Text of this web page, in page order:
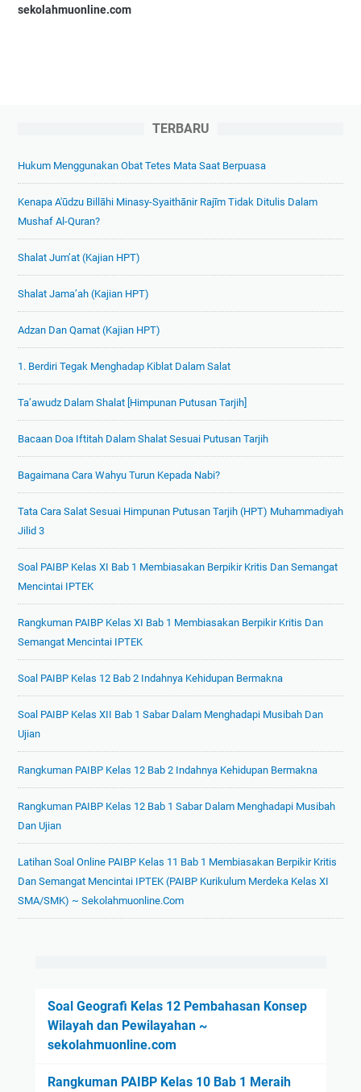
sekolahmuonline.com
TERBARU
Hukum Menggunakan Obat Tetes Mata Saat Berpuasa
Kenapa A'ūdzu Billāhi Minasy-Syaithānir Rajīm Tidak Ditulis Dalam
Mushaf Al-Quran?
Shalat Jum’at (Kajian HPT)
Shalat Jama’ah (Kajian HPT)
Adzan Dan Qamat (Kajian HPT)
1. Berdiri Tegak Menghadap Kiblat Dalam Salat
Ta’awudz Dalam Shalat [Himpunan Putusan Tarjih]
Bacaan Doa Iftitah Dalam Shalat Sesuai Putusan Tarjih
Bagaimana Cara Wahyu Turun Kepada Nabi?
Tata Cara Salat Sesuai Himpunan Putusan Tarjih (HPT) Muhammadiyah
Jilid 3
Soal PAIBP Kelas XI Bab 1 Membiasakan Berpikir Kritis Dan Semangat
Mencintai IPTEK
Rangkuman PAIBP Kelas XI Bab 1 Membiasakan Berpikir Kritis Dan
Semangat Mencintai IPTEK
Soal PAIBP Kelas 12 Bab 2 Indahnya Kehidupan Bermakna
Soal PAIBP Kelas XII Bab 1 Sabar Dalam Menghadapi Musibah Dan
Ujian
Rangkuman PAIBP Kelas 12 Bab 2 Indahnya Kehidupan Bermakna
Rangkuman PAIBP Kelas 12 Bab 1 Sabar Dalam Menghadapi Musibah
Dan Ujian
Latihan Soal Online PAIBP Kelas 11 Bab 1 Membiasakan Berpikir Kritis
Dan Semangat Mencintai IPTEK (PAIBP Kurikulum Merdeka Kelas XI
SMA/SMK) ~ Sekolahmuonline.com
Soal Geografi Kelas 12 Pembahasan Konsep
Wilayah dan Pewilayahan ~
sekolahmuonline.com
Rangkuman PAIBP Kelas 10 Bab 1 Meraih